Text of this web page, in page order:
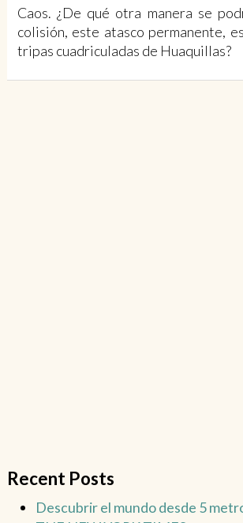
Caos. ¿De qué otra manera se
colisión, este atasco permanente,
tripas cuadriculadas de Huaquillas?
Recent Posts
Descubrir el mundo desde 5